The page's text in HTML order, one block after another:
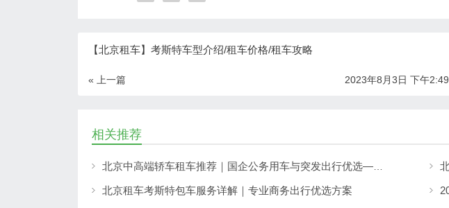
【北京租车】考斯特车型介绍/租车价格/租车攻略
« 上一篇 2023年8月3日 下午2:49
相关推荐
北京中高端轿车租车推荐｜国企公务用车与突发出行优选——北京分众租车公司响应更快更稳
北京租车考斯特包车服务详解｜专业商务出行优选方案